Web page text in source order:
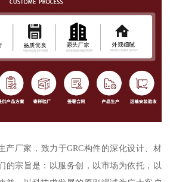
产厂家，致力于GRC构件的深化设计、材
的宗旨是：以服务创，以市场为依托，以